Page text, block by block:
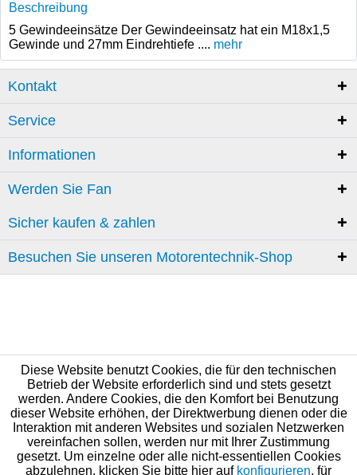
Beschreibung
5 Gewindeeinsätze Der Gewindeeinsatz hat ein M18x1,5
Gewinde und 27mm Eindrehtiefe .... mehr
Kontakt
Service
Informationen
Werden Sie Fan
Sicher kaufen & zahlen
Besuchen Sie unseren Motorentechnik-Shop
Diese Website benutzt Cookies, die für den technischen
Betrieb der Website erforderlich sind und stets gesetzt
werden. Andere Cookies, die den Komfort bei Benutzung
dieser Website erhöhen, der Direktwerbung dienen oder die
Interaktion mit anderen Websites und sozialen Netzwerken
vereinfachen sollen, werden nur mit Ihrer Zustimmung
gesetzt. Um einzelne oder alle nicht-essentiellen Cookies
abzulehnen, klicken Sie bitte hier auf konfigurieren, für